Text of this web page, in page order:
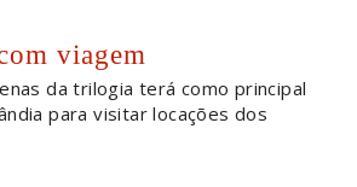
viagem
da trilogia terá como principal
para visitar locações dos